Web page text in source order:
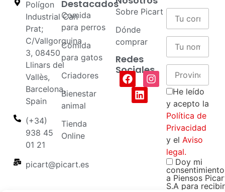
Polígon
Industrial Can
Prat;
C/Vallgorguina
3, 08450
Llinars del
Vallès,
Barcelona,
Spain
(+34)
938 45
01 21
picart@picart.es
Destacados
Comida
para perros
Comida
para gatos
Criadores
Bienestar
animal
Tienda
Online
Sobre Picart
Dónde
comprar
Redes
Sociales
He leído
y acepto la
Política de
Privacidad
y el Aviso
legal.
Doy mi
consentimiento
a Piensos
S.A para recibir